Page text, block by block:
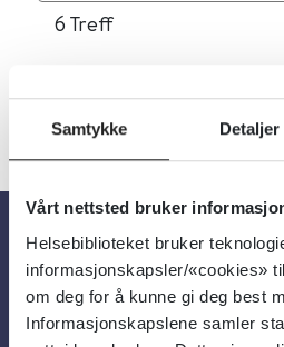
Samtykke Detaljer
Vårt nettsted bruker
Helsebiblioteket bruker
informasjonskapsler/«cookies»
om deg for å kunne gi deg best
Informasjonskapslene samler
6 Treff
Om oss
Om Helsebiblioteket